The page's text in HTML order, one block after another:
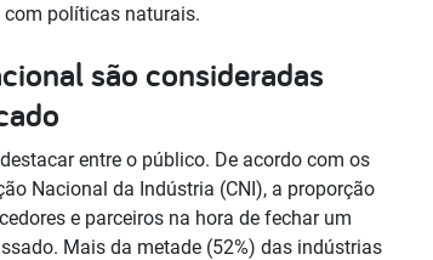
com políticas naturais.
são consideradas
entre o público. De acordo com os
Nacional da Indústria (CNI), a proporção
e parceiros na hora de fechar um
Mais da metade (52%) das indústrias